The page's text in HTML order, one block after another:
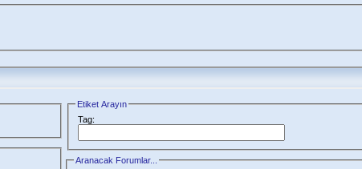
Etiket Arayın
Tag:
Aranacak Forumlar...